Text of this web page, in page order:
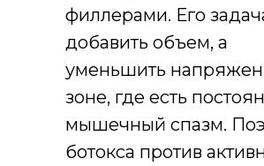
филлерами. Его
добавить объем, а
уменьшить
зоне, где есть
мышечный спазм.
ботокса против